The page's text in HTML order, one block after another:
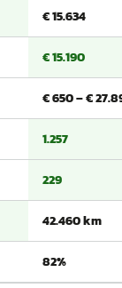
€ 15.634
€ 15.190
€ 650 – €
1.257
229
42.460 km
82%